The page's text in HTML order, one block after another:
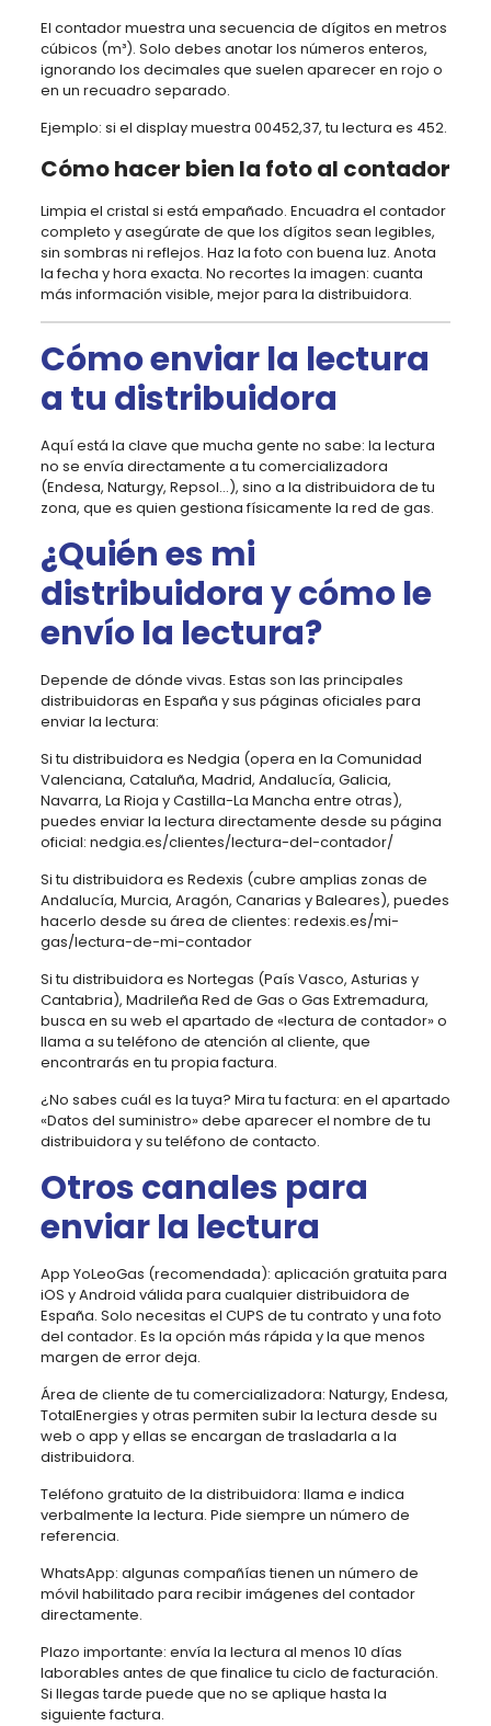
El contador muestra una secuencia de dígitos en metros
cúbicos (m³). Solo debes anotar los números enteros,
ignorando los decimales que suelen aparecer en rojo o
en un recuadro separado.
Ejemplo: si el display muestra 00452,37, tu lectura es 452.
Cómo hacer bien la foto al contador
Limpia el cristal si está empañado. Encuadra el contador
completo y asegúrate de que los dígitos sean legibles,
sin sombras ni reflejos. Haz la foto con buena luz. Anota
la fecha y hora exacta. No recortes la imagen: cuanta
más información visible, mejor para la distribuidora.
Cómo enviar la lectura
a tu distribuidora
Aquí está la clave que mucha gente no sabe: la lectura
no se envía directamente a tu comercializadora
(Endesa, Naturgy, Repsol…), sino a la distribuidora de tu
zona, que es quien gestiona físicamente la red de gas.
¿Quién es mi
distribuidora y cómo le
envío la lectura?
Depende de dónde vivas. Estas son las principales
distribuidoras en España y sus páginas oficiales para
enviar la lectura:
Si tu distribuidora es Nedgia (opera en la Comunidad
Valenciana, Cataluña, Madrid, Andalucía, Galicia,
Navarra, La Rioja y Castilla-La Mancha entre otras),
puedes enviar la lectura directamente desde su página
oficial: nedgia.es/clientes/lectura-del-contador/
Si tu distribuidora es Redexis (cubre amplias zonas de
Andalucía, Murcia, Aragón, Canarias y Baleares), puedes
hacerlo desde su área de clientes: redexis.es/mi-
gas/lectura-de-mi-contador
Si tu distribuidora es Nortegas (País Vasco, Asturias y
Cantabria), Madrileña Red de Gas o Gas Extremadura,
busca en su web el apartado de «lectura de contador» o
llama a su teléfono de atención al cliente, que
encontrarás en tu propia factura.
¿No sabes cuál es la tuya? Mira tu factura: en el apartado
«Datos del suministro» debe aparecer el nombre de tu
distribuidora y su teléfono de contacto.
Otros canales para
enviar la lectura
App YoLeoGas (recomendada): aplicación gratuita para
iOS y Android válida para cualquier distribuidora de
España. Solo necesitas el CUPS de tu contrato y una foto
del contador. Es la opción más rápida y la que menos
margen de error deja.
Área de cliente de tu comercializadora: Naturgy, Endesa,
TotalEnergies y otras permiten subir la lectura desde su
web o app y ellas se encargan de trasladarla a la
distribuidora.
Teléfono gratuito de la distribuidora: llama e indica
verbalmente la lectura. Pide siempre un número de
referencia.
WhatsApp: algunas compañías tienen un número de
móvil habilitado para recibir imágenes del contador
directamente.
Plazo importante: envía la lectura al menos 10 días
laborables antes de que finalice tu ciclo de facturación.
Si llegas tarde puede que no se aplique hasta la
siguiente factura.